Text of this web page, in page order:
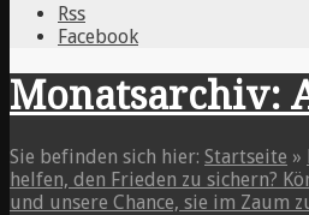
Rss
Facebook
Monatsarchiv:
Sie befinden sich hier: Startseite »
helfen, den Frieden zu sichern?
und unsere Chance, sie im Zaum